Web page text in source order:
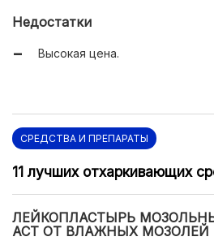
Недостатки
Высокая цена.
СРЕДСТВА И ПРЕПАРАТЫ
11 лучших отхаркивающих
ЛЕЙКОПЛАСТЫРЬ
ACT ОТ ВЛАЖНЫХ МОЗОЛЕЙ